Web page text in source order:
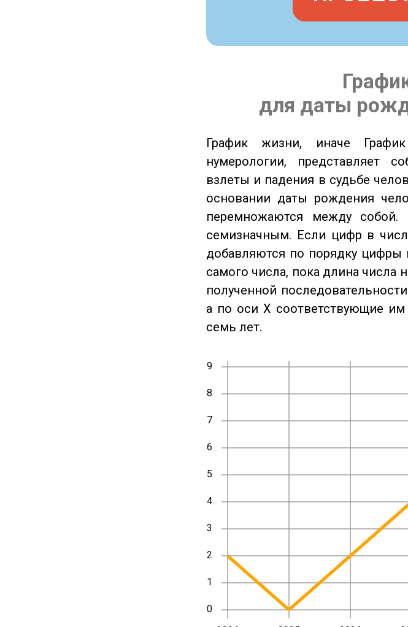
для даты
График жизни, иначе
нумерологии, представляет
взлеты и падения в судьбе
основании даты рождения
перемножаются между
семизначным. Если цифр в
добавляются по порядку цифры
самого числа, пока длина числа
полученной
а по оси X соответствующие
семь лет.